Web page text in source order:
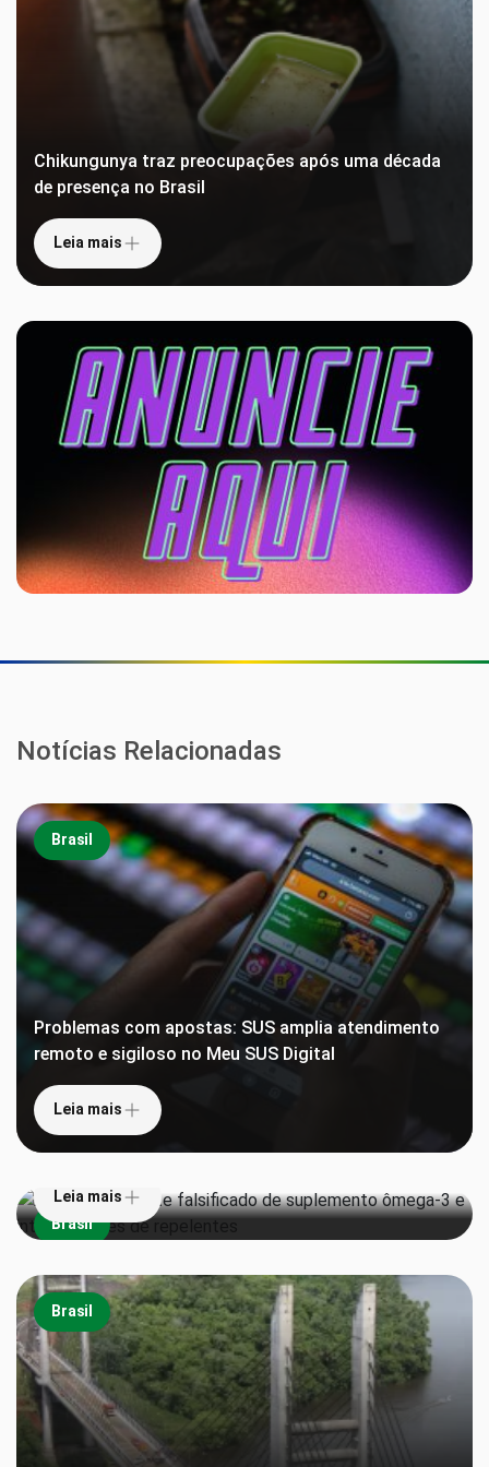
Chikungunya traz preocupações após uma década
de presença no Brasil
Leia mais
Notícias Relacionadas
Brasil
Problemas com apostas: SUS amplia atendimento
remoto e sigiloso no Meu SUS Digital
Leia mais
Brasil
Anvisa proíbe lote falsificado de suplemento
ômega-3 e interdita lotes de repelentes
Leia mais
Brasil